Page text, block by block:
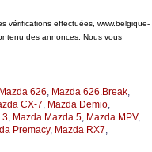
vérifications effectuées, www.belgique-
des annonces. Nous vous
Mazda 626, Mazda 626.Break,
CX-7, Mazda Demio,
3, Mazda Mazda 5, Mazda MPV,
Premacy, Mazda RX7,